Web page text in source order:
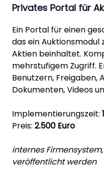
Privates Portal für
Ein Portal für einen
das ein Auktionsmodul
Aktien beinhaltet.
mehrstufigem Zugriff.
Benutzern, Freigaben,
Dokumenten, Videos
Implementierungszeit:
Preis: 2.500 Euro
internes
veröffentlicht werden